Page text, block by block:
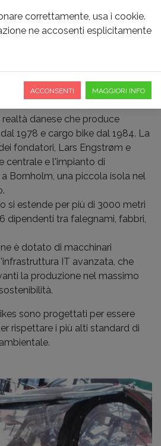
BIKES
realtà danese che produce
1978 e cargo bike dal 1984. La
fondatori, Lars Engstrøm e
centrale e l'impianto di
Bornholm, una piccola isola nel
si estende per più di 3000 metri
dipendenti tra falegnami, fabbri,
è dotato di macchinari
IT avanzata, che
la produzione nel massimo
sono progettati per essere
rispettare i più alti standard di
correttamente, usa i cookie.
ne accosenti esplicitamente
ACCONSENTI MAGGIORI INFO